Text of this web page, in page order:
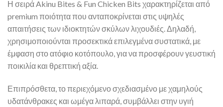
Η σειρά Akinu Bites & Fun Chicken Bits χαρακτηρίζεται από
premium ποιότητα που ανταποκρίνεται στις υψηλές
απαιτήσεις των ιδιοκτητών σκύλων λιχουδιές. Δηλαδή,
χρησιμοποιούνται προσεκτικά επιλεγμένα συστατικά, με
έμφαση στο ατόφιο κοτόπουλο, για να προσφέρουν γευστική
ποικιλία και θρεπτική αξία.
Επιπρόσθετα, το περιεχόμενο σχεδιασμένο με χαμηλούς
υδατάνθρακες και ωμέγα λιπαρά, συμβάλλει στην υγιή